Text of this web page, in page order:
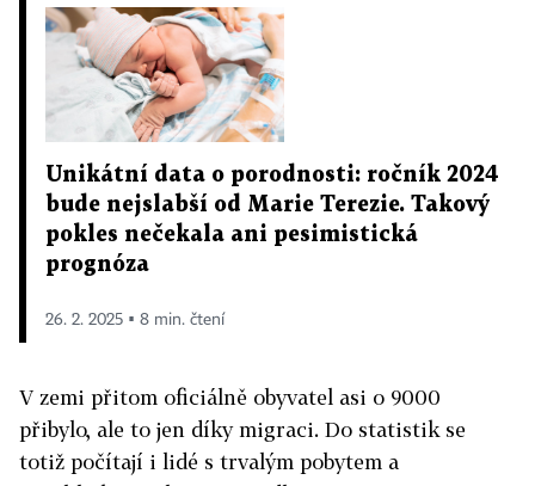
Unikátní data o porodnosti: ročník 2024
bude nejslabší od Marie Terezie. Takový
pokles nečekala ani pesimistická
prognóza
26. 2. 2025 ▪ 8 min. čtení
V zemi přitom oficiálně obyvatel asi o 9000
přibylo, ale to jen díky migraci. Do statistik se
totiž počítají i lidé s trvalým pobytem a